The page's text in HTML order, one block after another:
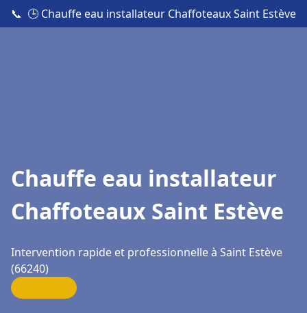
📞 🕒 Chauffe eau installateur Chaffoteaux Saint Estève
Chauffe eau installateur
Chaffoteaux Saint Estève
Intervention rapide et professionnelle à Saint Estève
(66240)